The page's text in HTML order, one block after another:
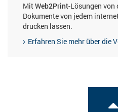
MitWeb2Print-Lösungen von
Dokumente von jedem
drucken lassen.
Erfahren Sie mehr über die